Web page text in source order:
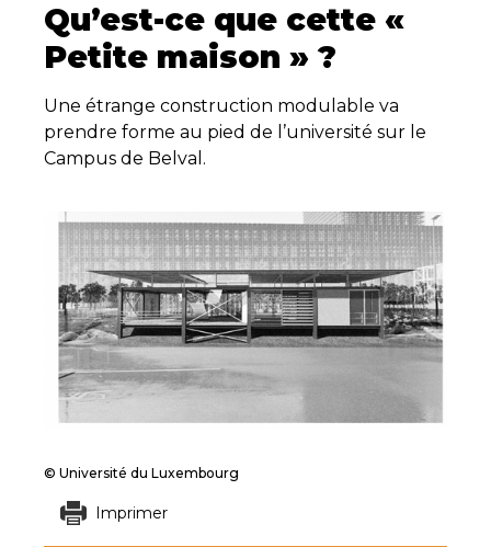
Qu’est-ce que cette «
Petite maison » ?
Une étrange construction modulable va
prendre forme au pied de l’université sur le
Campus de Belval.
© Université du Luxembourg
Imprimer